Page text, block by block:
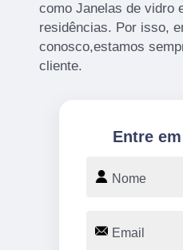
como Janelas de vidro
residências. Por isso,
conosco,estamos
cliente.
Entre